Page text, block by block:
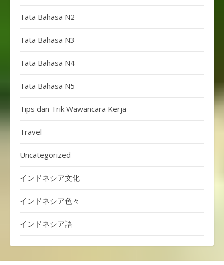
Tata Bahasa N2
Tata Bahasa N3
Tata Bahasa N4
Tata Bahasa N5
Tips dan Trik Wawancara Kerja
Travel
Uncategorized
インドネシア文化
インドネシア色々
インドネシア語